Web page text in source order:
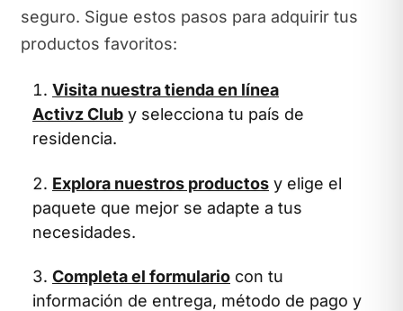
seguro. Sigue estos pasos para adquirir tus
productos favoritos:
Visita nuestra tienda en línea
Activz Club y selecciona tu país de
residencia.
Explora nuestros productos y elige el
paquete que mejor se adapte a tus
necesidades.
Completa el formulario con tu
información de entrega, método de pago y